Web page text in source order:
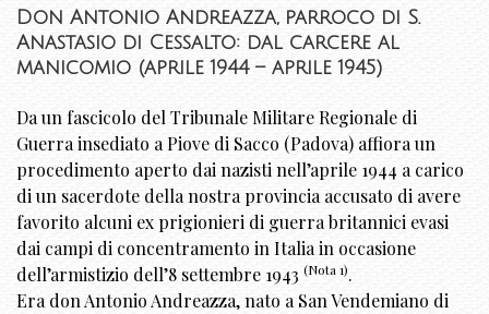
Don Antonio Andreazza, parroco di S.
Anastasio di Cessalto: dal carcere al
manicomio (aprile 1944 – aprile 1945)
Da un fascicolo del Tribunale Militare Regionale di
Guerra insediato a Piove di Sacco (Padova) affiora un
procedimento aperto dai nazisti nell’aprile 1944 a carico
di un sacerdote della nostra provincia accusato di avere
favorito alcuni ex prigionieri di guerra britannici evasi
dai campi di concentramento in Italia in occasione
dell’armistizio dell’8 settembre 1943 (Nota 1).
Era don Antonio Andreazza, nato a San Vendemiano di